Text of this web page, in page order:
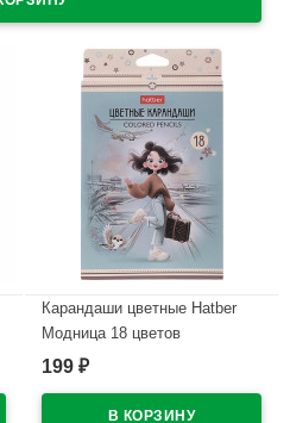
Карандаши цветные Hatber
Модница 18 цветов
заточенные трехгранные
199 ₽